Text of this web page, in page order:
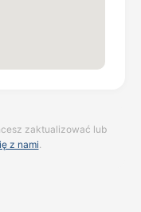
zaktualizować lub
z nami.